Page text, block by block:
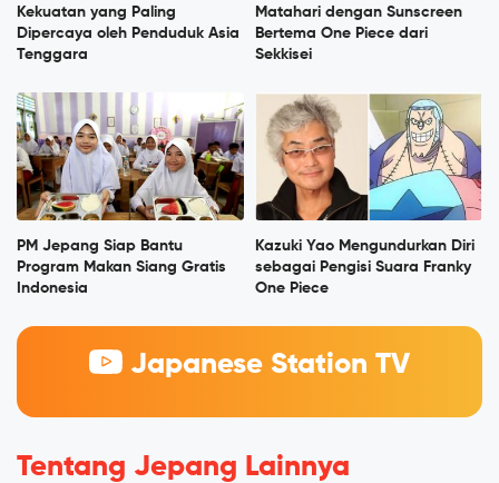
Kekuatan yang Paling
Dipercaya oleh Penduduk Asia
Tenggara
Matahari dengan Sunscreen
Bertema One Piece dari
Sekkisei
PM Jepang Siap Bantu
Program Makan Siang Gratis
Indonesia
Kazuki Yao Mengundurkan Diri
sebagai Pengisi Suara Franky
One Piece
Japanese Station TV
Tentang Jepang Lainnya